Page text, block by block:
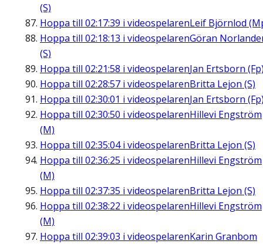
(S)
Hoppa till 02:17:39 i videospelarenLeif Björnlod
Hoppa till 02:18:13 i videospelarenGöran
(S)
Hoppa till 02:21:58 i videospelarenJan Ertsborn
Hoppa till 02:28:57 i videospelarenBritta Lejon (S)
Hoppa till 02:30:01 i videospelarenJan Ertsborn
Hoppa till 02:30:50 i videospelarenHillevi Engström
(M)
Hoppa till 02:35:04i videospelarenBritta Lejon (S)
Hoppa till 02:36:25 i videospelarenHillevi Engström
(M)
Hoppa till 02:37:35 i videospelarenBritta Lejon (S)
Hoppa till 02:38:22 i videospelarenHillevi Engström
(M)
Hoppa till 02:39:03 i videospelarenKarin Granbom